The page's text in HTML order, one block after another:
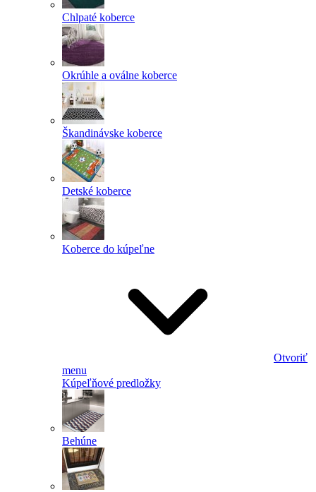
Chlpaté koberce
Okrúhle a oválne koberce
Škandinávske koberce
Detské koberce
Koberce do kúpeľne
Otvoriť
menu
Kúpeľňové predložky
Behúne